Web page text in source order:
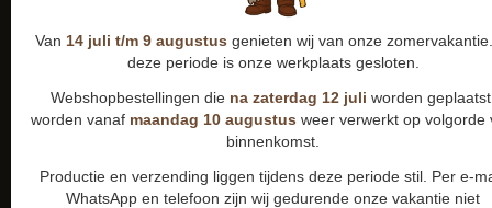
Van 14 juli t/m 9 augustus genieten wij van onze
deze periode is onze werkplaats gesloten.
Webshopbestellingen die na zaterdag 12 juli worden
worden vanaf maandag 10 augustus weer verwerkt op volgorde
binnenkomst.
Productie en verzending liggen tijdens deze periode stil. Per e-
WhatsApp en telefoon zijn wij gedurende onze vakantie niet